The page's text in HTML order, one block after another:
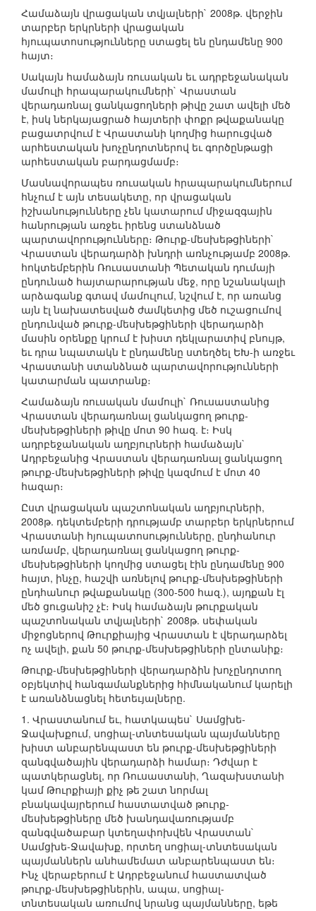
Համաձայն վրացական տվյալների` 2008թ. վերջին
տարբեր երկրների վրացական
հյուպատոսությունները ստացել են ընդամենը 900
հայտ։
Սակայն համաձայն ռուսական եւ ադրբեջանական
մամուլի հրապարակումների` Վրաստան
վերադառնալ ցանկացողների թիվը շատ ավելի մեծ
է, իսկ ներկայացրած հայտերի փոքր թվաքանակը
բացատրվում է Վրաստանի կողմից հարուցված
արհեստական խոչընդոտներով եւ գործընթացի
արհեստական բարդացմամբ։
Մասնավորապես ռուսական հրապարակումներում
հնչում է այն տեսակետը, որ վրացական
իշխանությունները չեն կատարում միջազգային
հանրության առջեւ իրենց ստանձնած
պարտավորությունները։ Թուրք-մեսխեթցիների`
Վրաստան վերադարձի խնդրի առնչությամբ 2008թ.
հոկտեմբերին Ռուսաստանի Պետական դումայի
ընդունած հայտարարության մեջ, որը նշանակալի
արձագանք գտավ մամուլում, նշվում է, որ առանց
այն էլ նախատեսված ժամկետից մեծ ուշացումով
ընդունված թուրք-մեսխեթցիների վերադարձի
մասին օրենքը կրում է խիստ դեկլարատիվ բնույթ,
եւ դրա նպատակն է ընդամենը ստեղծել ԵԽ-ի առջեւ
Վրաստանի ստանձնած պարտավորությունների
կատարման պատրանք։
Համաձայն ռուսական մամուլի` Ռուսաստանից
Վրաստան վերադառնալ ցանկացող թուրք-
մեսխեթցիների թիվը մոտ 90 հազ. է։ Իսկ
ադրբեջանական աղբյուրների համաձայն`
Ադրբեջանից Վրաստան վերադառնալ ցանկացող
թուրք-մեսխեթցիների թիվը կազմում է մոտ 40
հազար։
Ըստ վրացական պաշտոնական աղբյուրների,
2008թ. դեկտեմբերի դրությամբ տարբեր երկրներում
Վրաստանի հյուպատոսությունները, ընդհանուր
առմամբ, վերադառնալ ցանկացող թուրք-
մեսխեթցիների կողմից ստացել էին ընդամենը 900
հայտ, ինչը, հաշվի առնելով թուրք-մեսխեթցիների
ընդհանուր թվաքանակը (300-500 հազ.), այդքան էլ
մեծ ցուցանիշ չէ։ Իսկ համաձայն թուրքական
պաշտոնական տվյալների` 2008թ. սեփական
միջոցներով Թուրքիայից Վրաստան է վերադարձել
ոչ ավելի, քան 50 թուրք-մեսխեթցիների ընտանիք։
Թուրք-մեսխեթցիների վերադարձին խոչընդոտող
օբյեկտիվ հանգամանքներից հիմնականում կարելի
է առանձնացնել հետեւյալները.
1. Վրաստանում եւ, հատկապես` Սամցխե-
Ջավախքում, սոցիալ-տնտեսական պայմանները
խիստ անբարենպաստ են թուրք-մեսխեթցիների
զանգվածային վերադարձի համար։ Դժվար է
պատկերացնել, որ Ռուսաստանի, Ղազախստանի
կամ Թուրքիայի քիչ թե շատ նորմալ
բնակավայրերում հաստատված թուրք-
մեսխեթցիները մեծ խանդավառությամբ
զանգվածաբար կտեղափոխվեն Վրաստան`
Սամցխե-Ջավախք, որտեղ սոցիալ-տնտեսական
պայմաններն անհամեմատ անբարենպաստ են։
Ինչ վերաբերում է Ադրբեջանում հաստատված
թուրք-մեսխեթցիներին, ապա, սոցիալ-
տնտեսական առումով նրանց պայմանները, եթե